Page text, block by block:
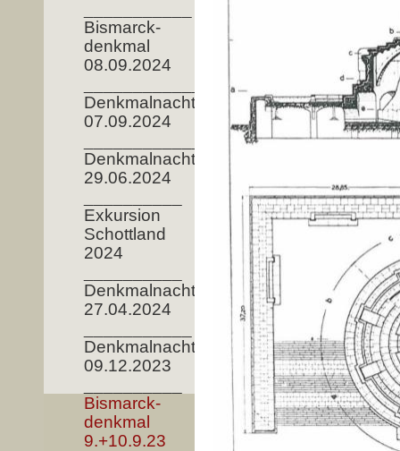
Bismarck-
denkmal
08.09.2024
_______________
Denkmalnacht
07.09.2024
Denkmalnacht
29.06.2024
Exkursion
Schottland
2024
Denkmalnacht
27.04.2024
Denkmalnacht
09.12.2023
Bismarck-
denkmal
9.+10.9.23